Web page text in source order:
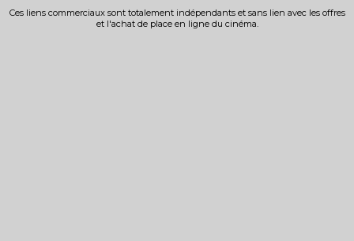
Ces liens commerciaux sont totalement indépendants et sans lien avec les offres
et l'achat de place en ligne du cinéma.